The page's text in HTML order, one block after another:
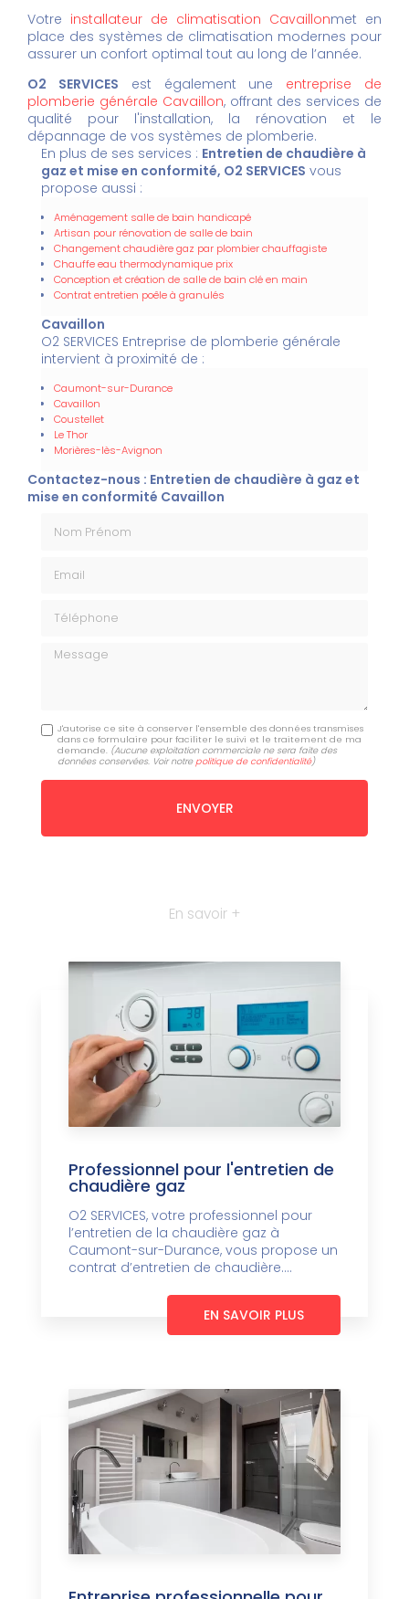
Votre installateur de climatisation Cavaillonmet en
place des systèmes de climatisation modernes pour
assurer un confort optimal tout au long de l’année.
O2 SERVICES est également une entreprise de
plomberie générale Cavaillon, offrant des services de
qualité pour l'installation, la rénovation et le
dépannage de vos systèmes de plomberie.
En plus de ses services : Entretien de chaudière à
gaz et mise en conformité, O2 SERVICES vous
propose aussi :
Aménagement salle de bain handicapé
Artisan pour rénovation de salle de bain
Changement chaudière gaz par plombier chauffagiste
Chauffe eau thermodynamique prix
Conception et création de salle de bain clé en main
Contrat entretien poêle à granulés
Cavaillon
O2 SERVICES Entreprise de plomberie générale
intervient à proximité de :
Caumont-sur-Durance
Cavaillon
Coustellet
Le Thor
Morières-lès-Avignon
Contactez-nous : Entretien de chaudière à gaz et
mise en conformité Cavaillon
Message
J'autorise ce site à conserver l'ensemble des données transmises
dans ce formulaire pour faciliter le suivi et le traitement de ma
demande. (Aucune exploitation commerciale ne sera faite des
données conservées. Voir notre politique de confidentialité)
En savoir +
Professionnel pour l'entretien de
chaudière gaz
O2 SERVICES, votre professionnel pour
l’entretien de la chaudière gaz à
Caumont-sur-Durance, vous propose un
contrat d’entretien de chaudière....
EN SAVOIR PLUS